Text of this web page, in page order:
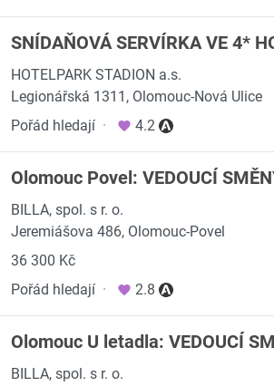
SNÍDAŇOVÁ SERVÍRKA VE 4*
HOTELPARK STADION a.s.
Legionářská 1311, Olomouc-Nová Ulice
Pořád hledají · 4.2
Olomouc Povel: VEDOUCÍ
BILLA, spol. s r. o.
Jeremiášova 486, Olomouc-Povel
36 300 Kč
Pořád hledají · 2.8
Olomouc U letadla: VEDOUCÍ
BILLA, spol. s r. o.